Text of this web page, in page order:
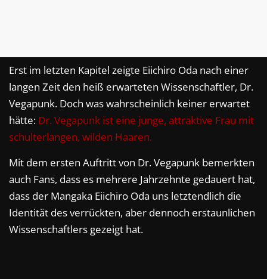
Erst im letzten Kapitel zeigte Eiichiro Oda nach einer
langen Zeit den heiß erwarteten Wissenschaftler, Dr.
Vegapunk. Doch was wahrscheinlich keiner erwartet
hätte: Dr. Vegapunk ist eine junge, attraktive Frau mit
schulterlangen, wilden Haaren.
Mit dem ersten Auftritt von Dr. Vegapunk bemerkten
auch Fans, dass es mehrere Jahrzehnte gedauert hat,
dass der Mangaka Eiichiro Oda uns letztendlich die
Identität des verrückten, aber dennoch erstaunlichen
Wissenschaftlers gezeigt hat.